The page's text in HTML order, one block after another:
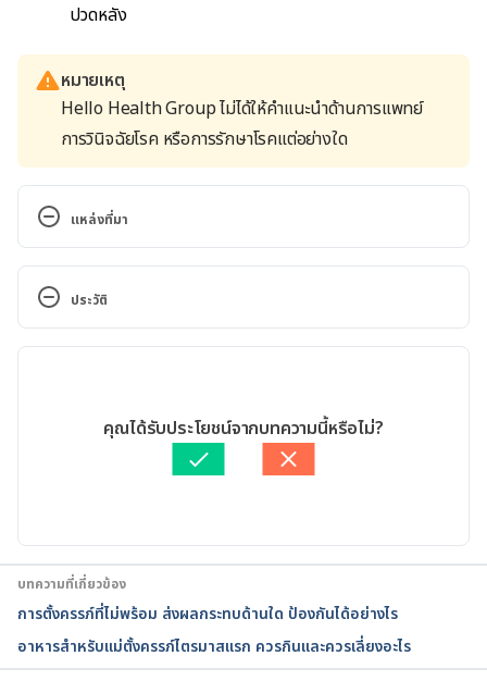
ปวดหลัง
หมายเหตุ
Hello Health Group ไม่ได้ให้คำแนะนำด้านการแพทย์
การวินิจฉัยโรค หรือการรักษาโรคแต่อย่างใด
แหล่งที่มา
First trimester.
https://www.pregnancybirthbaby.org.au/first-
trimester. Accessed May 30, 2023.
lifestyle/getting-pregnant/in-depth/symptoms-of-
pregnancy/art-20043853. Accessed May 30, 2023.
am-i-pregnant#1. Accessed May 30, 2023.
Signs and symptoms of pregnancy.
https://www.nhs.uk/pregnancy/trying-for-a-
baby/signs-and-symptoms-of-pregnancy/.
Accessed May 30, 2023.
ประวัติ
เขียนโดย ทีม Hello คุณหมอ
ตรวจสอบข้อมูลทางการแพทย์โดยแพทย์หญิงวรัญญา สิริธนา
คุณได้รับประโยชน์จากบทความนี้หรือไม่?
บทความที่เกี่ยวข้อง
การตั้งครรภ์ที่ไม่พร้อม ส่งผลกระทบด้านใด ป้องกันได้อย่างไร
อาหารสำหรับแม่ตั้งครรภ์ไตรมาสแรก ควรกินและควรเลี่ยงอะไร